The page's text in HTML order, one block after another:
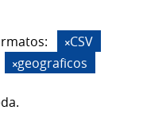
CSV
geograficos